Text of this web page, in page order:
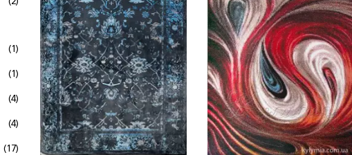
(1)
(1)
(4)
(4)
(17)